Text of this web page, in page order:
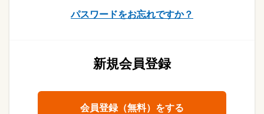
パスワードをお忘れですか？
新規会員登録
会員登録（無料）をする